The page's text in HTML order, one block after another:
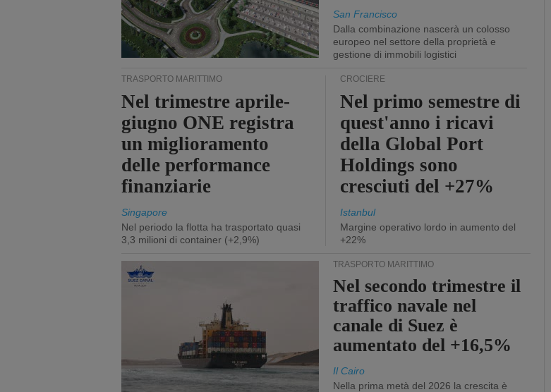
San Francisco
Dalla combinazione nascerà un colosso
europeo nel settore della proprietà e
gestione di immobili logistici
TRASPORTO MARITTIMO
Nel trimestre aprile-
giugno ONE registra
un miglioramento
delle performance
finanziarie
Singapore
Nel periodo la flotta ha trasportato quasi
3,3 milioni di container (+2,9%)
CROCIERE
Nel primo semestre di
quest'anno i ricavi
della Global Port
Holdings sono
cresciuti del +27%
Istanbul
Margine operativo lordo in aumento del
+22%
TRASPORTO MARITTIMO
Nel secondo trimestre il
traffico navale nel
canale di Suez è
aumentato del +16,5%
Il Cairo
Nella prima metà del 2026 la crescita è